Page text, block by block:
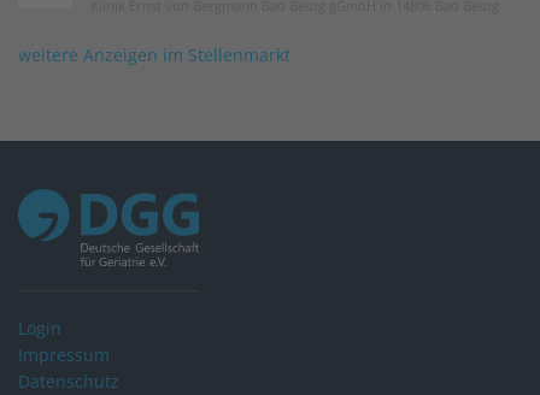
weitere Anzeigen im Stellenmarkt
Login
Impressum
Datenschutz